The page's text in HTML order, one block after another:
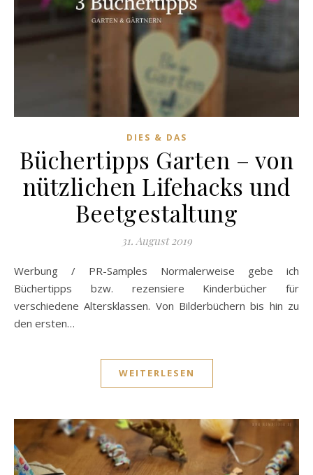
DIES & DAS
Büchertipps Garten – von
nützlichen Lifehacks und
Beetgestaltung
31. August 2019
Werbung / PR-Samples Normalerweise gebe ich
Büchertipps bzw. rezensiere Kinderbücher für
verschiedene Altersklassen. Von Bilderbüchern bis hin zu
den ersten…
WEITERLESEN